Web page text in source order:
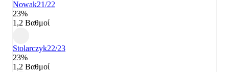
Nowak21/22
23%
1,2 Βαθμοί
Stolarczyk22/23
23%
1,2 Βαθμοί